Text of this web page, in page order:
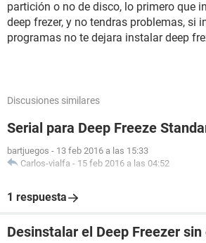
partición o no de disco, lo primero que
deep frezer, y no tendras problemas, si
programas no te dejara instalar deep
Discusiones similares
Serial para Deep Freeze
bartjuegos - 13 feb 2016 a las 15:33
Carlos-vialfa - 15 feb 2016 a las 04:52
1 respuesta
Desinstalar el Deep Freezer